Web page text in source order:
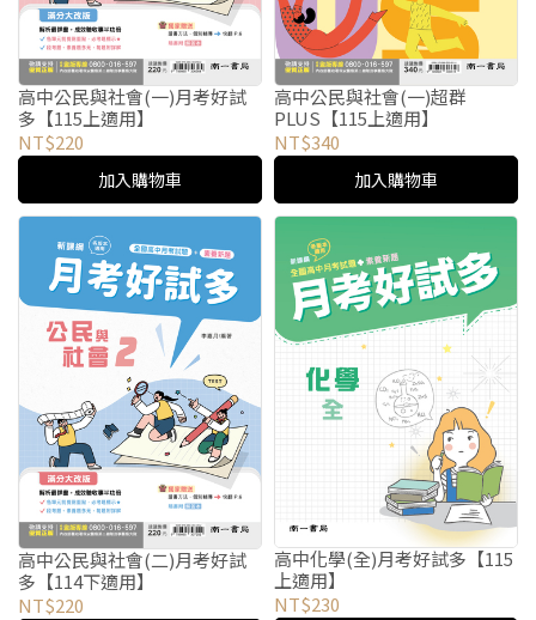
高中公民與社會(一)月考好試
多【115上適用】
NT$220
加入購物車
高中公民與社會(一)超群
PLUS【115上適用】
NT$340
加入購物車
高中公民與社會(二)月考好試
多【114下適用】
NT$220
高中化學(全)月考好試多【115
上適用】
NT$230